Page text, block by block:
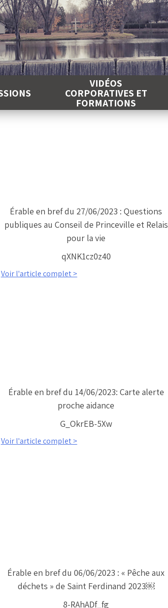
VIDÉOS
CORPORATIVES ET
FORMATIONS
Érable en bref du 27/06/2023 : Questions
publiques au Conseil de Princeville et Relais
pour la vie
qXNK1cz0z40
Voir l'article complet >
Érable en bref du 14/06/2023: Carte alerte
proche aidance
G_OkrEB-5Xw
Voir l'article complet >
Érable en bref du 06/06/2023 : « Pêche aux
déchets » de Saint Ferdinand 2023￼
8-RAhADf_fg